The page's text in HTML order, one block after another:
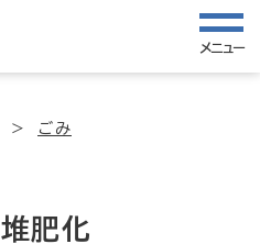
メニュー
ごみ
肥化